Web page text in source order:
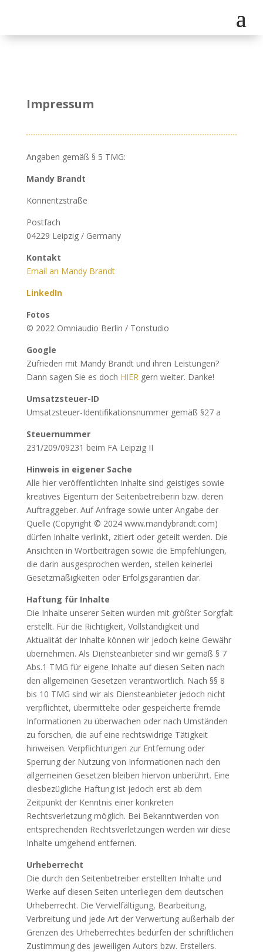
Impressum
Angaben gemäß § 5 TMG:
Mandy Brandt
Könneritzstraße
Postfach
04229 Leipzig / Germany
Kontakt
Email an Mandy Brandt
LinkedIn
Fotos
© 2022 Omniaudio Berlin / Tonstudio
Google
Zufrieden mit Mandy Brandt und ihren Leistungen?
Dann sagen Sie es doch HIERgern weiter. Danke!
Umsatzsteuer-ID
Umsatzsteuer-Identifikationsnummer gemäß §27 a
Steuernummer
231/209/09231 beim FA Leipzig II
Hinweis in eigener Sache
Alle hier veröffentlichten Inhalte sind geistiges sowie
kreatives Eigentum der Seitenbetreiberin bzw. deren
Auftraggeber. Auf Anfrage sowie unter Angabe der
Quelle (Copyright © 2024 www.mandybrandt.com)
dürfen Inhalte verlinkt, zitiert oder geteilt werden. Die
Ansichten in Wortbeiträgen sowie die Empfehlungen,
die darin ausgesprochen werden, stellen keinerlei
Gesetzmäßigkeiten oder Erfolgsgarantien dar.
Haftung für Inhalte
Die Inhalte unserer Seiten wurden mit größter Sorgfalt
erstellt. Für die Richtigkeit, Vollständigkeit und
Aktualität der Inhalte können wir jedoch keine Gewähr
übernehmen. Als Diensteanbieter sind wir gemäß § 7
Abs.1 TMG für eigene Inhalte auf diesen Seiten nach
den allgemeinen Gesetzen verantwortlich. Nach §§ 8
bis 10 TMG sind wir als Diensteanbieter jedoch nicht
verpflichtet, übermittelte oder gespeicherte fremde
Informationen zu überwachen oder nach Umständen
zu forschen, die auf eine rechtswidrige Tätigkeit
hinweisen. Verpflichtungen zur Entfernung oder
Sperrung der Nutzung von Informationen nach den
allgemeinen Gesetzen bleiben hiervon unberührt. Eine
diesbezügliche Haftung ist jedoch erst ab dem
Zeitpunkt der Kenntnis einer konkreten
Rechtsverletzung möglich. Bei Bekanntwerden von
entsprechenden Rechtsverletzungen werden wir diese
Inhalte umgehend entfernen.
Urheberrecht
Die durch den Seitenbetreiber erstellten Inhalte und
Werke auf diesen Seiten unterliegen dem deutschen
Urheberrecht. Die Vervielfältigung, Bearbeitung,
Verbreitung und jede Art der Verwertung außerhalb der
Grenzen des Urheberrechtes bedürfen der schriftlichen
Zustimmung des jeweiligen Autors bzw. Erstellers.